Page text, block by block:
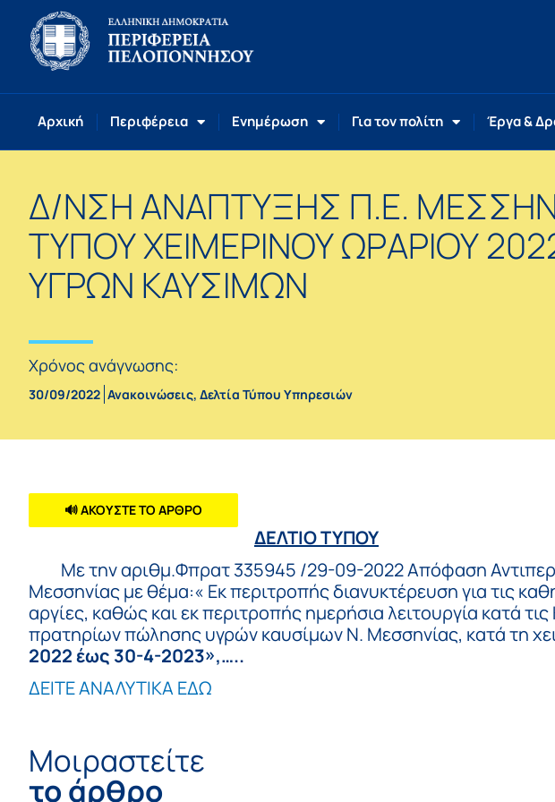
Αρχική Περιφέρεια Ενημέρωση Για τον πολίτη Έργα &
Δ/ΝΣΗ ΑΝΑΠΤΥΞΗΣ Π.Ε.
ΤΥΠΟΥ ΧΕΙΜΕΡΙΝΟΥ ΩΡΑΡΙΟΥ
ΥΓΡΩΝ ΚΑΥΣΙΜΩΝ
Χρόνος ανάγνωσης:
30/09/2022 Ανακοινώσεις, Δελτία Τύπου Υπηρεσιών
🔊 ΑΚΟΥΣΤΕ ΤΟ ΑΡΘΡΟ
ΔΕΛΤΙΟ ΤΥΠΟΥ
Με την αριθμ.Φπρατ 335945 /29-09-2022 Απόφαση
Μεσσηνίας με θέμα:« Εκ περιτροπής διανυκτέρευση για τις
αργίες, καθώς και εκ περιτροπής ημερήσια λειτουργία κατά
πρατηρίων πώλησης υγρών καυσίμων Ν. Μεσσηνίας, κατά τη
2022 έως 30-4-2023»,…..
ΔΕΙΤΕ ΑΝΑΛΥΤΙΚΑ ΕΔΩ
Μοιραστείτε
το άρθρο